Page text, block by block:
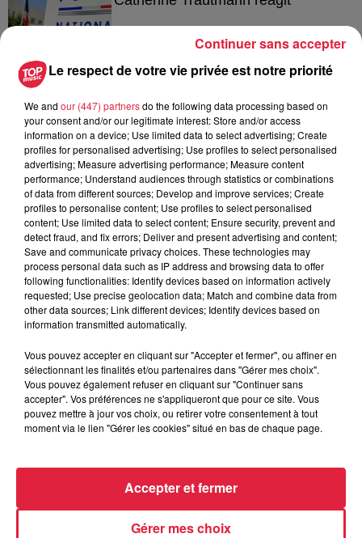
6 août 2026
avec les flamants rouges
À découvrir également
Le respect de votre vie privée est notre priorité
We and our (447) partnersdo the following data processing based on
your consent and/or our legitimate interest: Store and/or access
information on a device; Use limited data to select advertising; Create
profiles for personalised advertising; Use profiles to select personalised
advertising; Measure advertising performance; Measure content
performance; Understand audiences through statistics or combinations
of data from different sources; Develop and improve services; Create
profiles to personalise content; Use profiles to select personalised
content; Use limited data to select content; Ensure security, prevent and
detect fraud, and fix errors; Deliver and present advertising and content;
Save and communicate privacy choices. These technologies may
process personal data such as IP address and browsing data to offer
following functionalities: Identify devices based on information actively
requested; Use precise geolocation data; Match and combine data from
other data sources; Link different devices; Identify devices based on
information transmitted automatically.
Vous pouvez accepter en cliquant sur "Accepter et fermer", ou affiner en
sélectionnant les finalités et/ou partenaires dans "Gérer mes choix".
Vous pouvez également refuser en cliquant sur "Continuer sans
accepter". Vos préférences ne s'appliqueront que pour ce site. Vous
pouvez mettre à jour vos choix, ou retirer votre consentement à tout
moment via le lien "Gérer les cookies" situé en bas de chaque page.
Gérer mes choix
Accepter et fermer
Continuer sans accepter